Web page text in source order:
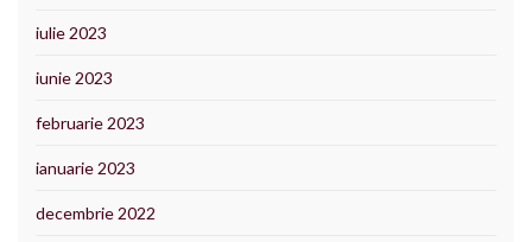
iulie 2023
iunie 2023
februarie 2023
ianuarie 2023
decembrie 2022